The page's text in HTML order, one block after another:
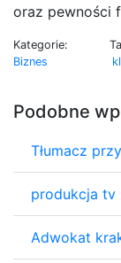
oraz pewności
Kategorie:
Biznes
Podobne
Tłumacz
produkcja tv
Adwokat